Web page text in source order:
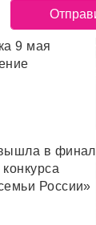
9 мая
в финал
России»